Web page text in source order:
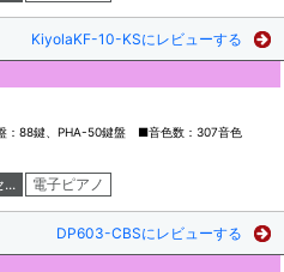
KiyolaKF-10-KSにレビューする
：88鍵、PHA-50鍵盤 ■音色数：307音色
... 電子ピアノ
DP603-CBSにレビューする